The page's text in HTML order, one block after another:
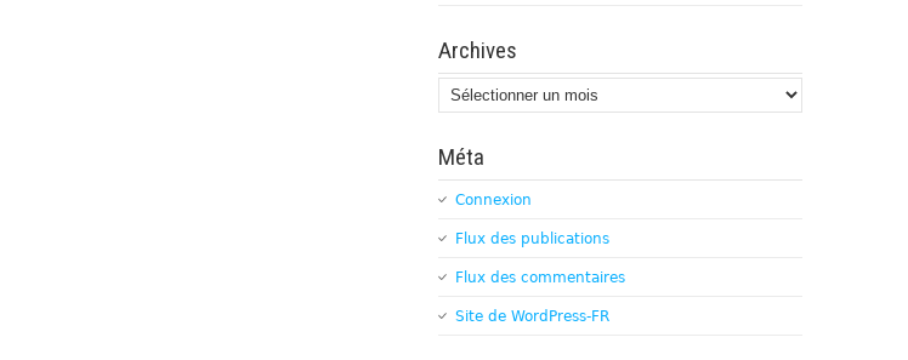
Archives
Archives
Méta
Connexion
Flux des publications
Flux des commentaires
Site de WordPress-FR